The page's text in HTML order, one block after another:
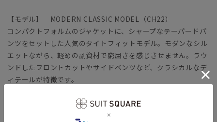
【モデル】 MODERN CLASSIC MODEL（CH22）
コンパクトフォルムのジャケットに、シャープなテーパードパ
ンツをセットした人気のタイトフィットモデル。モダンなシル
エットながら、軽めの副資材で窮屈さを感じさせません。ラウ
ンドしたフロントカットやサイドベンツなど、クラシカルなデ
ィテールが特徴です。